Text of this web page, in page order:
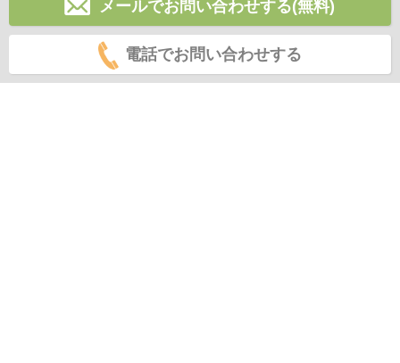
メールでお問い合わせする(無料)
電話でお問い合わせする